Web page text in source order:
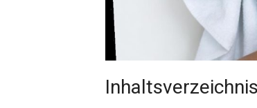
Inhaltsverzeichnis